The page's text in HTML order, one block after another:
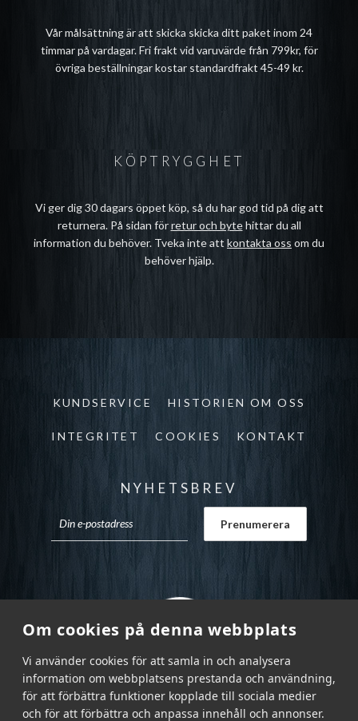
Om cookies på denna webbplats
Vi använder cookies för att samla in och analysera
information om webbplatsens prestanda och användning,
för att förbättra funktioner kopplade till sociala medier
och för att förbättra och anpassa innehåll och annonser.
Vår målsättning är att skicka skicka ditt paket inom 24
timmar på vardagar. Fri frakt vid varuvärde från 799kr, för
övriga beställningar kostar standardfrakt 45-49 kr.
KÖPTRYGGHET
Vi ger dig 30 dagars öppet köp, så du har god tid på dig att
returnera. På sidan förretur och bytehittar du all
information du behöver. Tveka inte att kontakta oss om du
behöver hjälp.
KUNDSERVICE HISTORIEN OM OSS
INTEGRITET COOKIES KONTAKT
NYHETSBREV